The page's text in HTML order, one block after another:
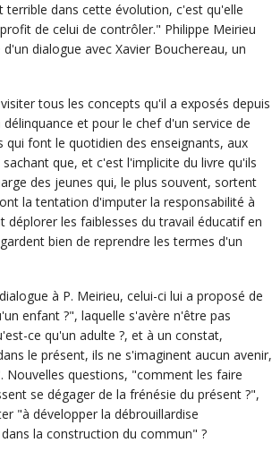
terrible dans cette évolution, c'est qu'elle
de celui de contrôler." Philippe Meirieu
dialogue avec Xavier Bouchereau, un
tous les concepts qu'il a exposés depuis
et pour le chef d'un service de
font le quotidien des enseignants, aux
que, et c'est l'implicite du livre qu'ils
des jeunes qui, le plus souvent, sortent
la tentation d'imputer la responsabilité à
déplorer les faiblesses du travail éducatif en
bien de reprendre les termes d'un
à P. Meirieu, celui-ci lui a proposé de
enfant ?", laquelle s'avère n'être pas
ce qu'un adulte ?, et à un constat,
le présent, ils ne s'imaginent aucun avenir,
Nouvelles questions, "comment les faire
se dégager de la frénésie du présent ?",
"à développer la débrouillardise
la construction du commun" ?